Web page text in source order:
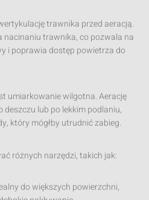
trawnika przed aeracją.
nacinaniu trawnika, co pozwala na
i poprawia dostęp powietrza do
umiarkowanie wilgotna. Aerację
deszczu lub po lekkim podlaniu,
który mógłby utrudnić zabieg.
różnych narzędzi, takich jak:
do większych powierzchni,